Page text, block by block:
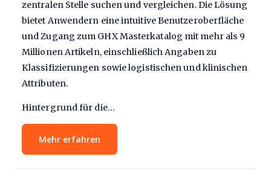
zentralen Stelle suchen und vergleichen. Die Lösung
bietet Anwendern eine intuitive Benutzeroberfläche
und Zugang zum GHX Masterkatalog mit mehr als 9
Millionen Artikeln, einschließlich Angaben zu
Klassifizierungen sowie logistischen und klinischen
Attributen.
Hintergrund für die…
Mehr erfahren